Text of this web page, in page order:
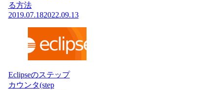
る方法
2019.07.182022.09.13
Eclipseのステップ
カウンタ(step